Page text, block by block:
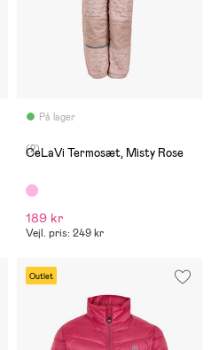
På lager
(2)
CeLaVi Termosæt, Misty Rose
189 kr
Vejl. pris: 249 kr
Outlet